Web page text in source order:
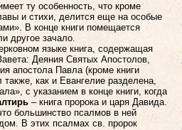
ту особенность, что кроме
и стихи, делится еще на особые
В конце книги помещается
другое зачало.
языке книга, содержащая
Деяния Святых Апостолов,
апостола Павла (кроме книги
как и Евангелие разделена,
с указанием в конце книги, когда
– книга пророка и царя Давида.
большинство псалмов в ней
В этих псалмах св. пророк